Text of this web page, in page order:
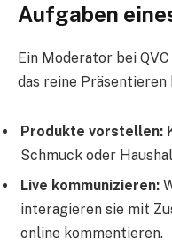
Aufgaben
Ein Moderator bei
das reine Präsentieren
Produkte vorstellen:
Schmuck oder
Live kommunizieren:
interagieren sie mit
online kommentieren.